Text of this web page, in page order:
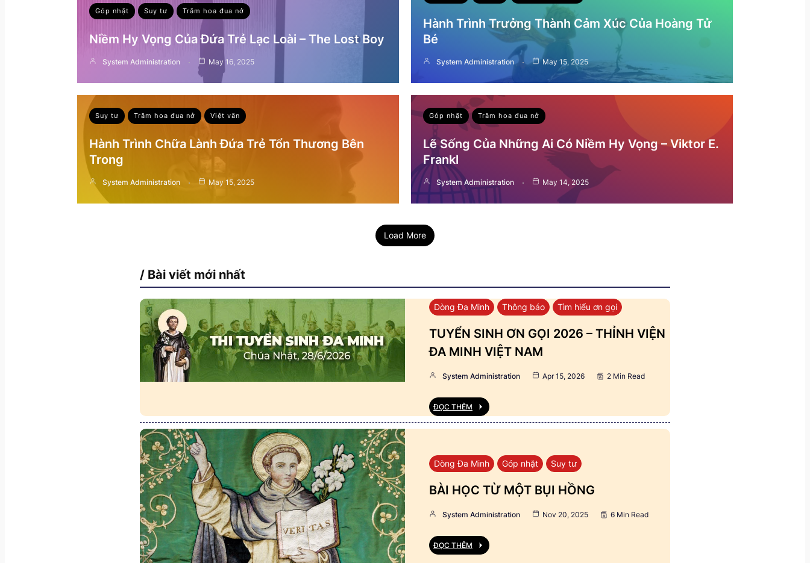
Góp nhặt Suy tư Trăm hoa đua nở
Niềm Hy Vọng Của Đứa Trẻ Lạc Loài – The Lost Boy
System Administration May 16, 2025
Hành Trình Trưởng Thành Cảm Xúc Của Hoàng Tử
Bé
System Administration May 15, 2025
Suy tư Trăm hoa đua nở Việt văn
Hành Trình Chữa Lành Đứa Trẻ Tổn Thương Bên
Trong
System Administration May 15, 2025
Góp nhặt Trăm hoa đua nở
Lẽ Sống Của Những Ai Có Niềm Hy Vọng – Viktor E.
Frankl
System Administration May 14, 2025
Load More
/ Bài viết mới nhất
Dòng Đa Minh Thông báo Tìm hiểu ơn gọi
TUYỂN SINH ƠN GỌI 2026 – THỈNH VIỆN
ĐA MINH VIỆT NAM
System Administration Apr 15, 2026 2 Min Read
ĐỌC THÊM
Dòng Đa Minh Góp nhặt Suy tư
BÀI HỌC TỪ MỘT BỤI HỒNG
System Administration Nov 20, 2025 6 Min Read
ĐỌC THÊM